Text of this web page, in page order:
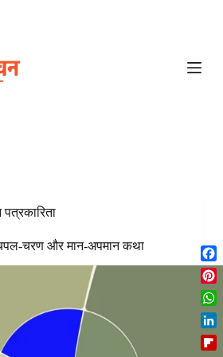
चरण और मान-अपमान कथा
F
a
c
e
b
o
P
i
n
t
W
h
a
L
i